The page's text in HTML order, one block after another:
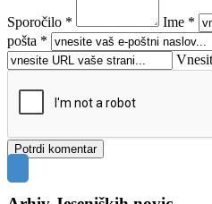
Sporočilo * Ime *
pošta *